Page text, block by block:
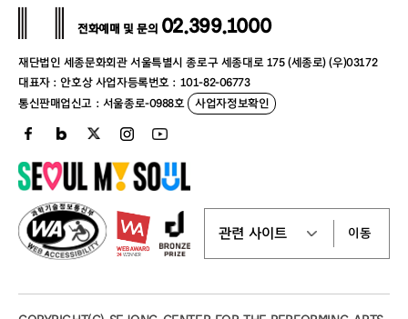
재단법인 세종문화회관 서울특별시 종로구 세종대로 175 (세종로) (우)03172
대표자 : 안호상 사업자등록번호 : 101-82-06773
통신판매업신고 : 서울종로-0988호 사업자정보확인
전화예매 및 문의 02.399.1000
이동